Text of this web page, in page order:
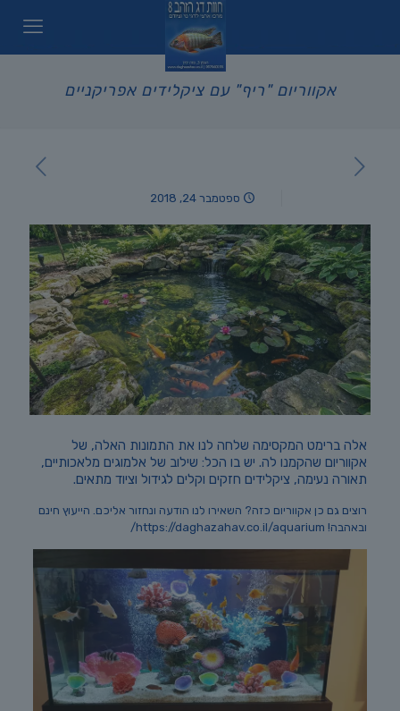
אקווריום "ריף" עם ציקלידים אפריקניים
ספטמבר 24, 2018
אלה ברימט המקסימה שלחה לנו את התמונות האלה, של
אקווריום שהקמנו לה. יש בו הכל: שילוב של אלמוגים מלאכותיים,
תאורה נעימה, ציקלידים חזקים וקלים לגידול וציוד מתאים.
רוצים גם כן אקווריום כזה? השאירו לנו הודעה ונחזור אליכם. הייעוץ חינם
ובאהבה! https://daghazahav.co.il/aquarium/